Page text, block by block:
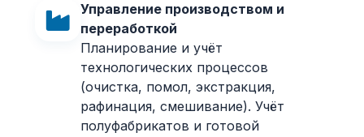
Управление производством и
переработкой
Планирование и учёт
технологических процессов
(очистка, помол, экстракция,
рафинация, смешивание). Учёт
полуфабрикатов и готовой